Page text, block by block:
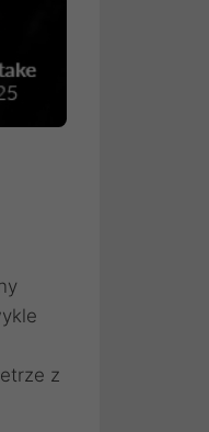
z